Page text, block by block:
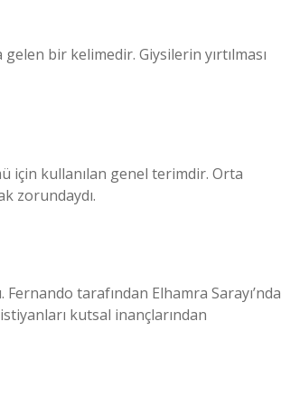
bir kelimedir. Giysilerin yırtılması
için kullanılan genel terimdir. Orta
zorundaydı.
tarafından Elhamra Sarayı’nda
kutsal inançlarından